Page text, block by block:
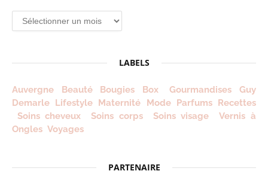
Archives
depuis
LABELS
Auvergne Beauté Bougies Box Gourmandises
Guy
Demarle
Lifestyle Maternité Mode Parfums
Recettes
Soins cheveux
Soins corps Soins visage
Vernis à
Ongles Voyages
PARTENAIRE